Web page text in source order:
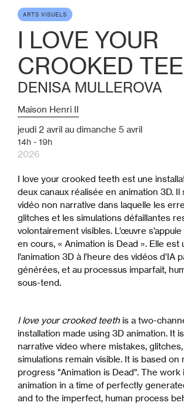
ARTS VISUELS
I LOVE YOUR
CROOKED
DENISA MULLEROVA
Maison Henri II
jeudi 2 avril au dimanche 5 avril
14h - 19h
2026
I love your crooked teeth est une
deux canaux réalisée en animation 3D. Il
vidéo non narrative dans laquelle les
glitches et les simulations défaillantes
volontairement visibles. L’œuvre
en cours, « Animation is Dead ». Elle est
l’animation 3D à l’heure des vidéos d’IA
générées, et au processus imparfait,
sous-tend.
I love your crooked teethis a two-
installation made using 3D animation. It
narrative video where mistakes,
simulations remain visible. It is based on
progress "Animation is Dead". The work
animation in a time of perfectly
and to the imperfect, human process